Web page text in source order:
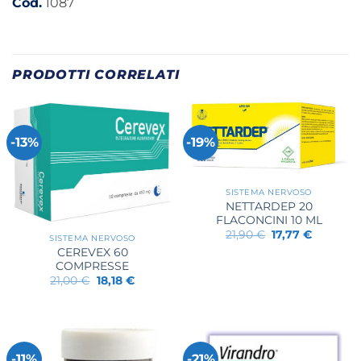
Cod. 1087
PRODOTTI CORRELATI
-13%
SISTEMA NERVOSO
CEREVEX 60
COMPRESSE
21,00€ Il
prezzo
18,18 €Il
-19%
SISTEMA NERVOSO
NETTARDEP 20
FLACONCINI 10 ML
21,90€ Il
prezzo
17,77€Il